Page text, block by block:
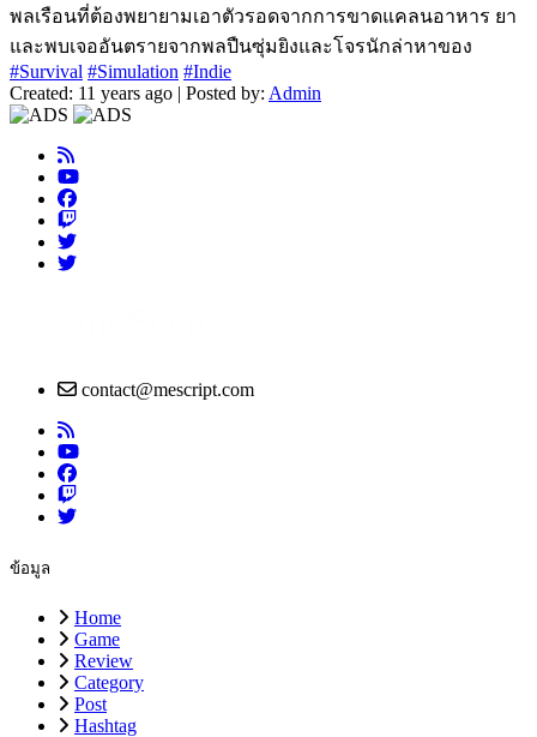
พลเรือนที่ต้องพยายามเอาตัวรอดจากการขาดแคลนอาหาร ยา
และพบเจออันตรายจากพลปืนซุ่มยิงและโจรนักล่าหาของ
#Survival #Simulation #Indie
Created: 11 years ago | Posted by: Admin
contact@mescript.com
ข้อมูล
Home
Game
Review
Category
Post
Hashtag